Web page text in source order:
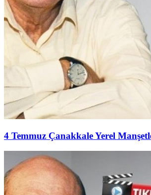
4 Temmuz Çanakkale Yerel